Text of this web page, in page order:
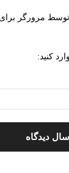
مرورگر برای
کنید: